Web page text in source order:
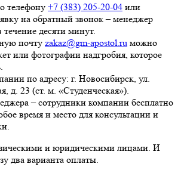
телефону +7 (383) 205-20-04 или
на обратный звонок – менеджер
течение десяти минут.
почту zakaz@gm-apostol.ru можно
или фотографии надгробия, которое
по адресу: г. Новосибирск, ул.
д. 23 (ст. м. «Студенческая»).
– сотрудники компании бесплатно
время и место для консультации и
и юридическими лицами. И
два варианта оплаты.